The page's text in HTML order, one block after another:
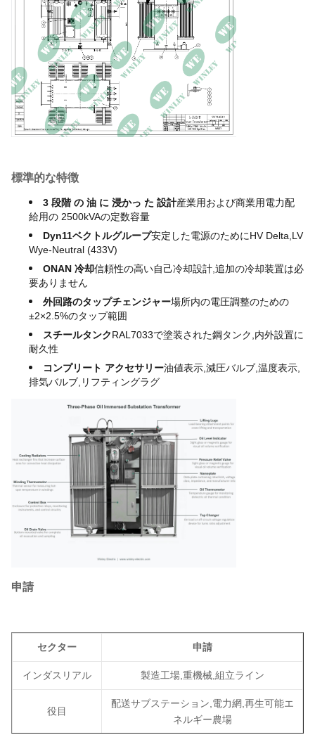
環境温度
-5から+45まで
海面
スタンダード
標準的な特徴
3 段階 の 油 に 浸かっ た 設計産業用および商業用電力配
給用の 2500kVAの定数容量
Dyn11ベクトルグループ安定した電源のためにHV Delta,LV
Wye-Neutral (433V)
ONAN 冷却信頼性の高い自己冷却設計,追加の冷却装置は必
要ありません
外回路のタップチェンジャー場所内の電圧調整のための
±2×2.5%のタップ範囲
スチールタンクRAL7033で塗装された鋼タンク,内外設置に
耐久性
コンプリート アクセサリー油値表示,減圧バルブ,温度表示,
排気バルブ,リフティングラグ
申請
セクター 申請
インダスリアル 製造工場,重機械,組立ライン
役目
配送サブステーション,電力網,再生可能エ
ネルギー農場